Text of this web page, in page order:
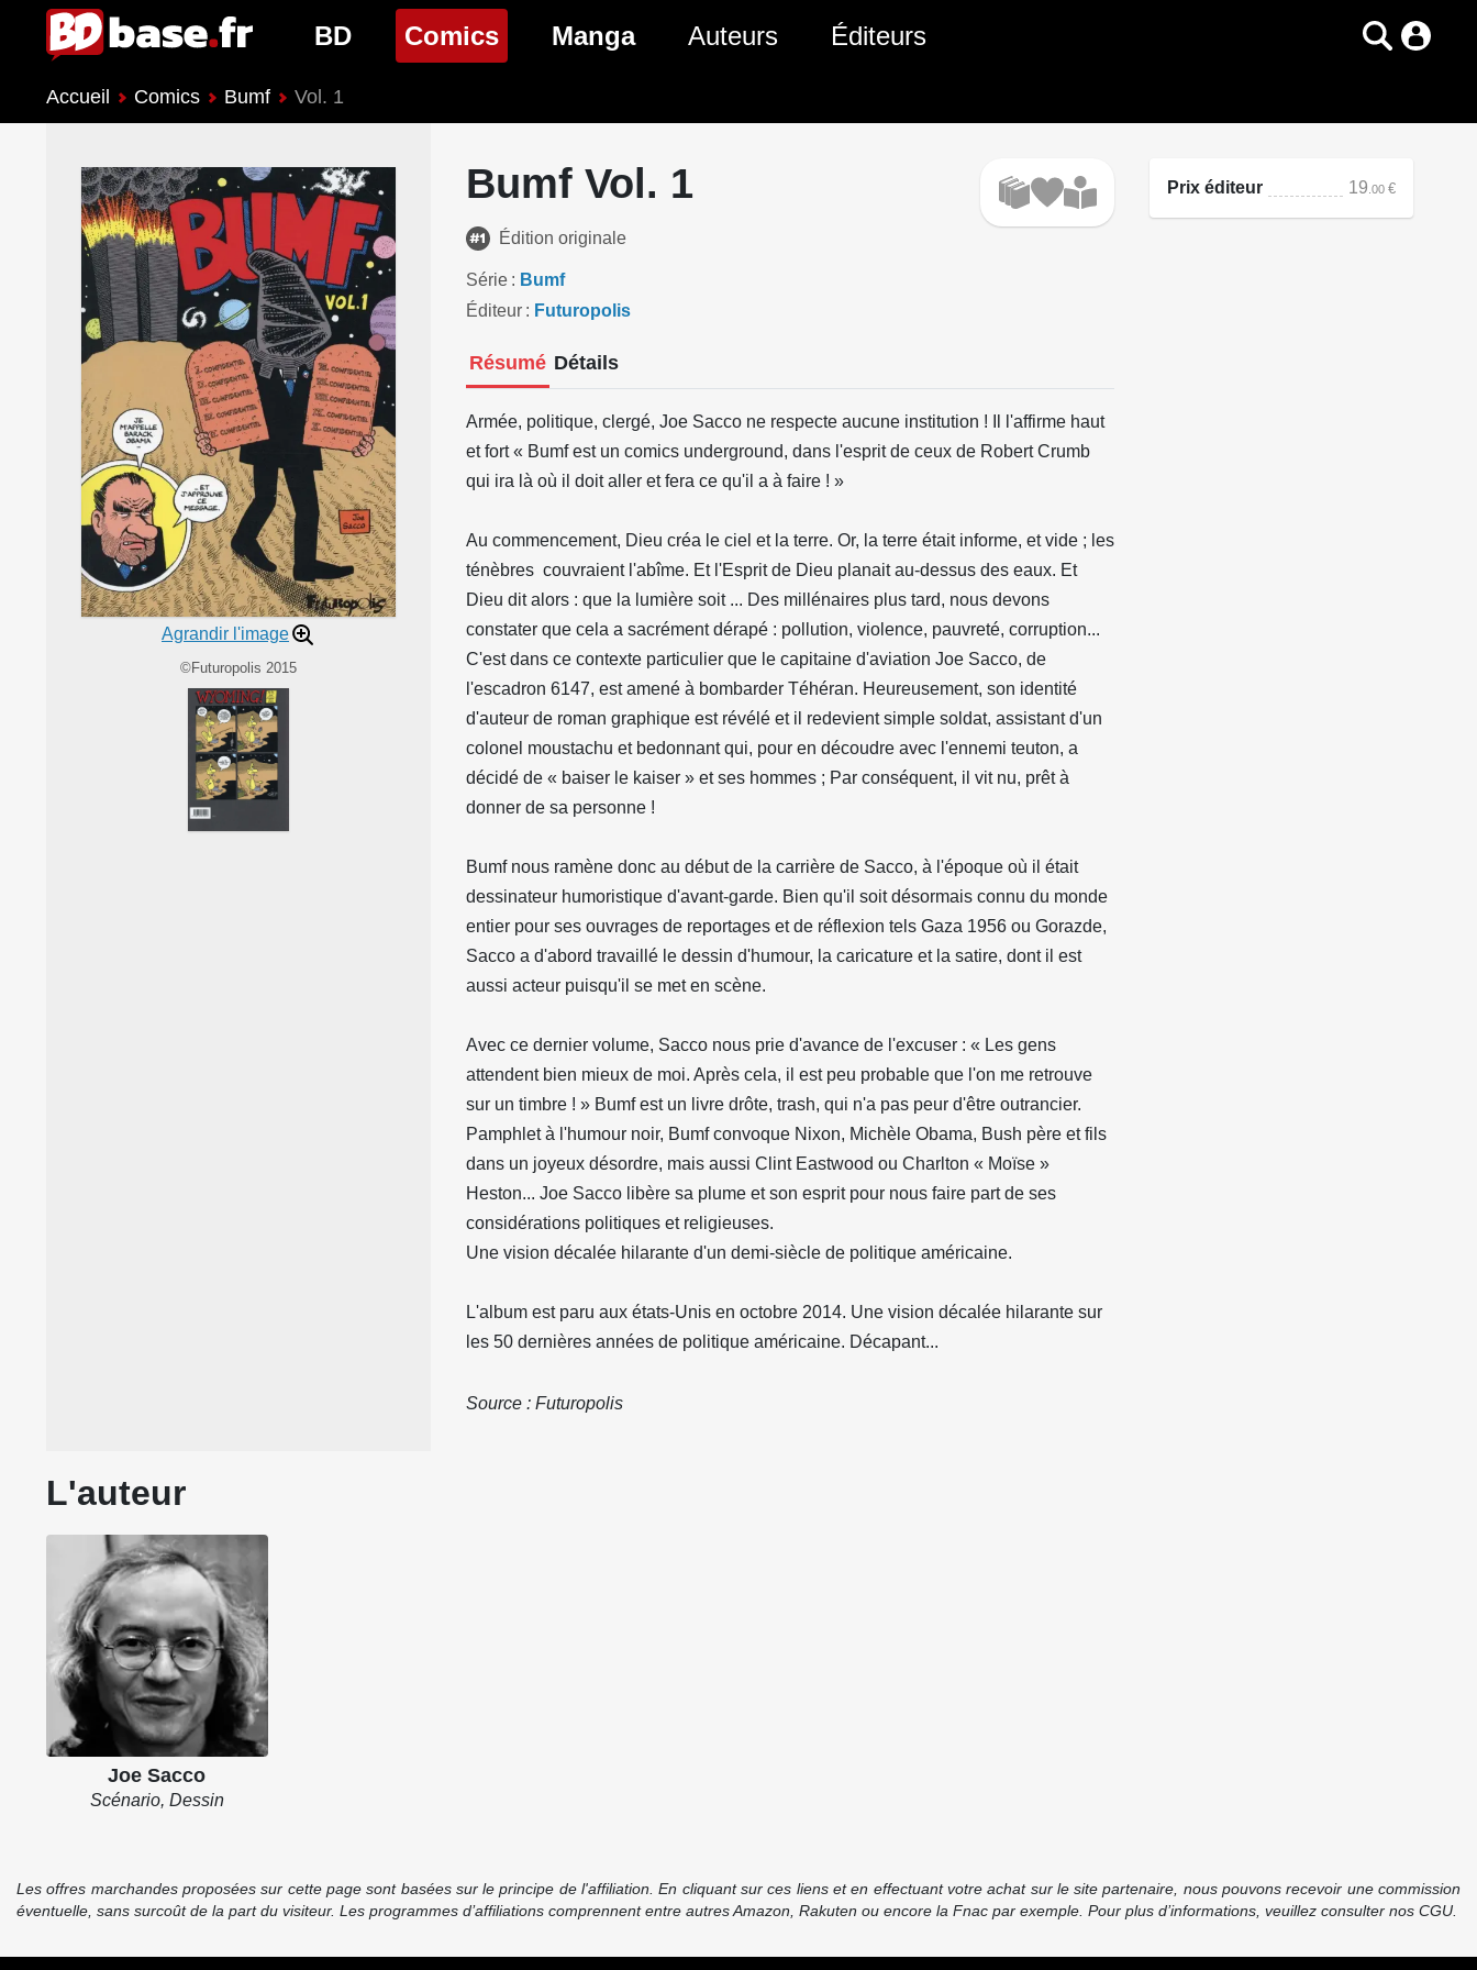
BD
Nouveautés BD
Genres BD
Comics(page courante)
Manga Auteurs Éditeurs
Accueil Comics Bumf Vol. 1
Agrandir l'image
©Futuropolis 2015
Bumf Vol. 1
Édition originale
Série
Bumf
Éditeur
Futuropolis
Résumé Détails
Armée, politique, clergé, Joe Sacco ne respecte aucune institution ! Il l'affirme haut
et fort « Bumf est un comics underground, dans l'esprit de ceux de Robert Crumb
qui ira là où il doit aller et fera ce qu'il a à faire ! »
Au commencement, Dieu créa le ciel et la terre. Or, la terre était informe, et vide ; les
ténèbres couvraient l'abîme. Et l'Esprit de Dieu planait au-dessus des eaux. Et
Dieu dit alors : que la lumière soit ... Des millénaires plus tard, nous devons
constater que cela a sacrément dérapé : pollution, violence, pauvreté, corruption...
C'est dans ce contexte particulier que le capitaine d'aviation Joe Sacco, de
l'escadron 6147, est amené à bombarder Téhéran. Heureusement, son identité
d'auteur de roman graphique est révélé et il redevient simple soldat, assistant d'un
colonel moustachu et bedonnant qui, pour en découdre avec l'ennemi teuton, a
décidé de « baiser le kaiser » et ses hommes ; Par conséquent, il vit nu, prêt à
donner de sa personne !
Bumf nous ramène donc au début de la carrière de Sacco, à l'époque où il était
dessinateur humoristique d'avant-garde. Bien qu'il soit désormais connu du monde
entier pour ses ouvrages de reportages et de réflexion tels Gaza 1956 ou Gorazde,
Sacco a d'abord travaillé le dessin d'humour, la caricature et la satire, dont il est
aussi acteur puisqu'il se met en scène.
Avec ce dernier volume, Sacco nous prie d'avance de l'excuser : « Les gens
attendent bien mieux de moi. Après cela, il est peu probable que l'on me retrouve
sur un timbre ! » Bumf est un livre drôte, trash, qui n'a pas peur d'être outrancier.
Pamphlet à l'humour noir, Bumf convoque Nixon, Michèle Obama, Bush père et fils
dans un joyeux désordre, mais aussi Clint Eastwood ou Charlton « Moïse »
Heston... Joe Sacco libère sa plume et son esprit pour nous faire part de ses
considérations politiques et religieuses.
Une vision décalée hilarante d'un demi-siècle de politique américaine.
L'album est paru aux états-Unis en octobre 2014. Une vision décalée hilarante sur
les 50 dernières années de politique américaine. Décapant...
Source : Futuropolis
Prix éditeur 19 .00 €
L'auteur
Joe Sacco
Scénario, Dessin
Les offres marchandes proposées sur cette page sont basées sur le principe de l'affiliation. En cliquant sur ces liens et en effectuant votre achat sur le site partenaire, nous pouvons recevoir une commission
éventuelle, sans surcoût de la part du visiteur. Les programmes d’affiliations comprennent entre autres Amazon, Rakuten ou encore la Fnac par exemple. Pour plus d’informations, veuillez consulter nos CGU.